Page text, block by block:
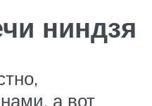
ниндзя
а вот